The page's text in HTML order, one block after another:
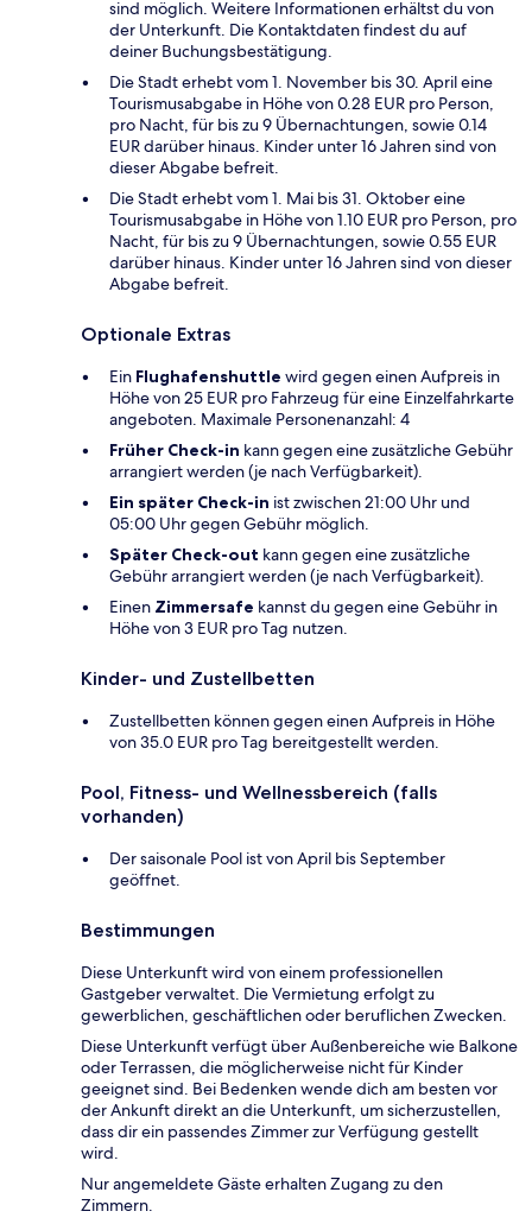
sind möglich. Weitere Informationen erhältst du von
der Unterkunft. Die Kontaktdaten findest du auf
deiner Buchungsbestätigung.
Die Stadt erhebt vom 1. November bis 30. April eine
Tourismusabgabe in Höhe von 0.28 EUR pro Person,
pro Nacht, für bis zu 9 Übernachtungen, sowie 0.14
EUR darüber hinaus. Kinder unter 16 Jahren sind von
dieser Abgabe befreit.
Die Stadt erhebt vom 1. Mai bis 31. Oktober eine
Tourismusabgabe in Höhe von 1.10 EUR pro Person, pro
Nacht, für bis zu 9 Übernachtungen, sowie 0.55 EUR
darüber hinaus. Kinder unter 16 Jahren sind von dieser
Abgabe befreit.
Optionale Extras
Ein Flughafenshuttle wird gegen einen Aufpreis in
Höhe von 25 EUR pro Fahrzeug für eine Einzelfahrkarte
angeboten. Maximale Personenanzahl: 4
Früher Check-in kann gegen eine zusätzliche Gebühr
arrangiert werden (je nach Verfügbarkeit).
Ein später Check-in ist zwischen 21:00 Uhr und
05:00 Uhr gegen Gebühr möglich.
Später Check-out kann gegen eine zusätzliche
Gebühr arrangiert werden (je nach Verfügbarkeit).
Einen Zimmersafe kannst du gegen eine Gebühr in
Höhe von 3 EUR pro Tag nutzen.
Kinder- und Zustellbetten
Zustellbetten können gegen einen Aufpreis in Höhe
von 35.0 EUR pro Tag bereitgestellt werden.
Pool, Fitness- und Wellnessbereich (falls
vorhanden)
Der saisonale Pool ist von April bis September
geöffnet.
Bestimmungen
Diese Unterkunft wird von einem professionellen
Gastgeber verwaltet. Die Vermietung erfolgt zu
gewerblichen, geschäftlichen oder beruflichen Zwecken.
Diese Unterkunft verfügt über Außenbereiche wie Balkone
oder Terrassen, die möglicherweise nicht für Kinder
geeignet sind. Bei Bedenken wende dich am besten vor
der Ankunft direkt an die Unterkunft, um sicherzustellen,
dass dir ein passendes Zimmer zur Verfügung gestellt
wird.
Nur angemeldete Gäste erhalten Zugang zu den
Zimmern.